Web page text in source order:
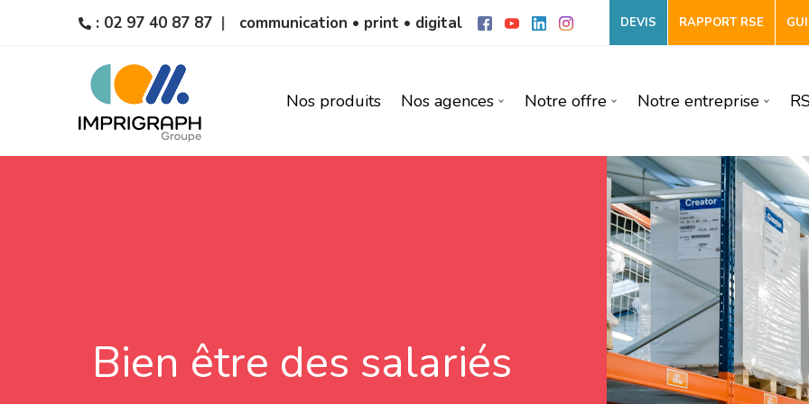
: 02 97 40 87 87 communication • print • digital DEVIS RAPPORT RSE
Nos produits Nos agences Notre offre Notre entreprise
Gouvernance
participative :
Bien être des salariés
Qualité